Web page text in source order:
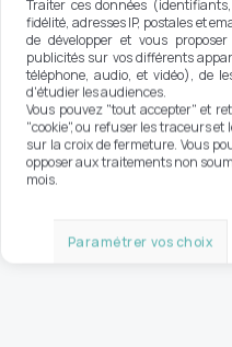
Traiter ces données
fidélité, adresses IP, postales et
de développer et vous
publicités sur vos différents
téléphone, audio, et vidéo), de
d'étudier les audiences.
Vous pouvez "tout accepter" et
"cookie", ou refuser les traceurs
sur la croix de fermeture. Vous
opposer aux traitements non
mois.
Paramétrer vos choix